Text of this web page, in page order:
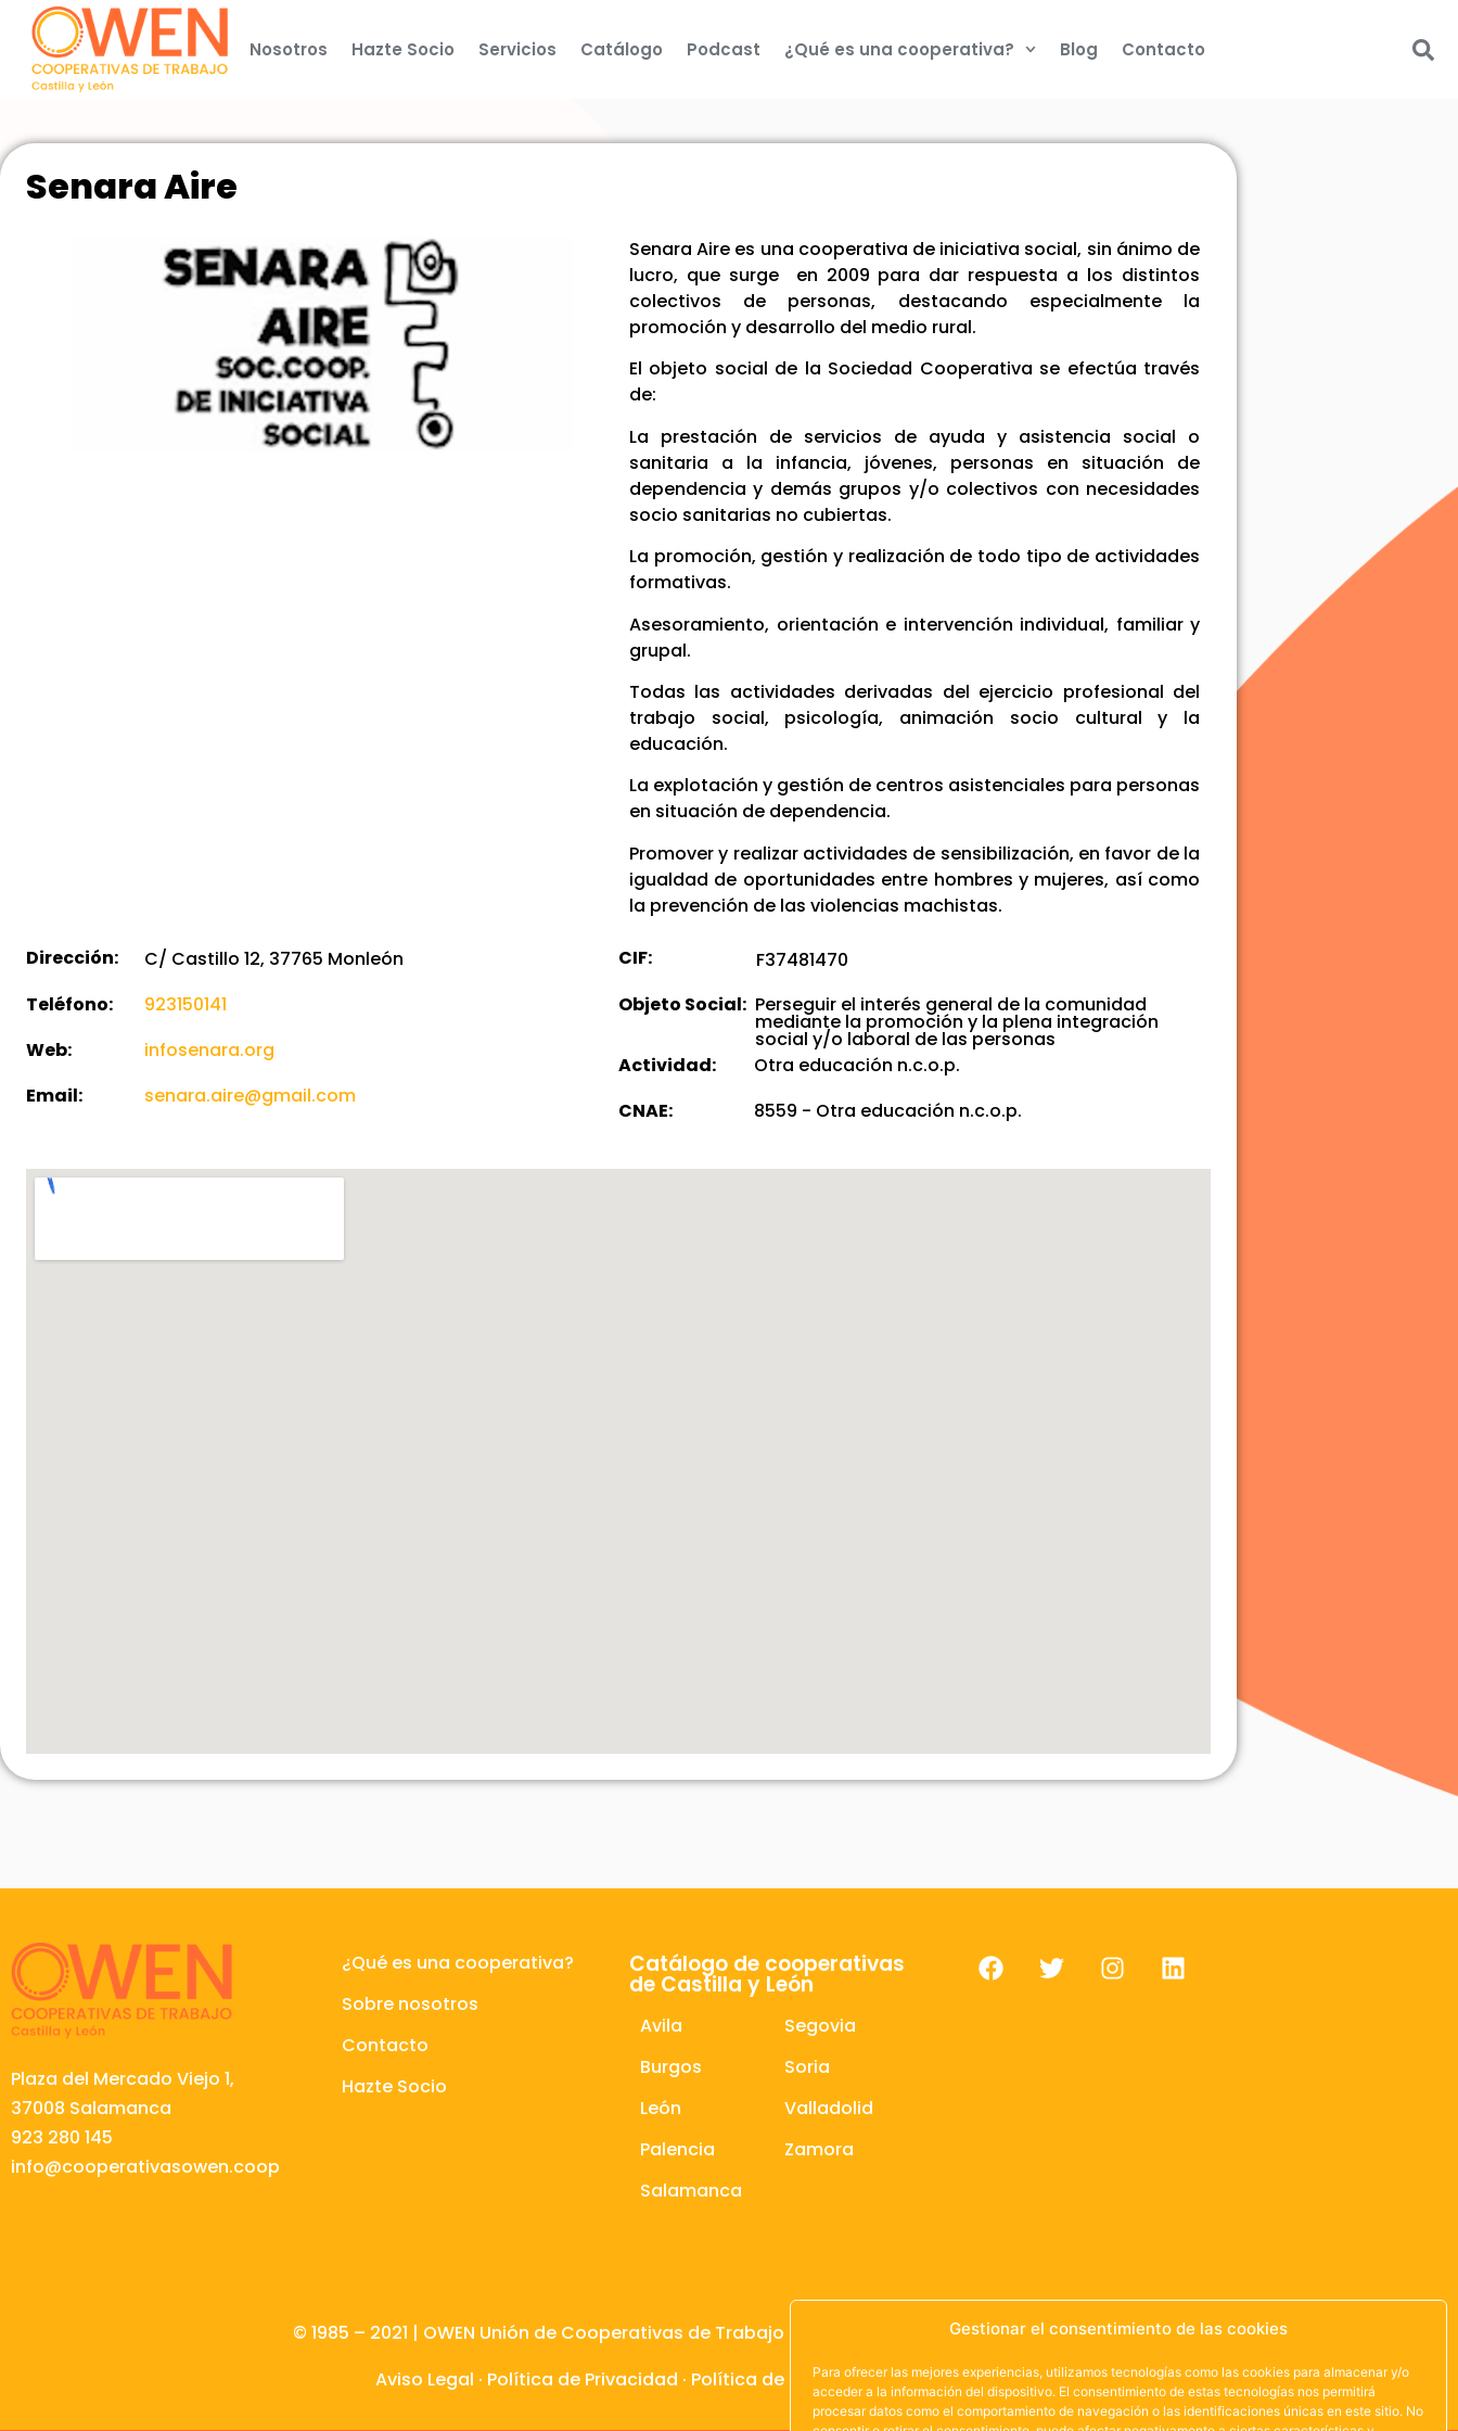
Gestionar el consentimiento de las cookies
Para ofrecer las mejores experiencias, utilizamos tecnologías como las cookies para almacenar y/o
acceder a la información del dispositivo. El consentimiento de estas tecnologías nos permitirá
procesar datos como el comportamiento de navegación o las identificaciones únicas en este sitio. No
Nosotros Hazte Socio Servicios Catálogo Podcast ¿Qué es una cooperativa? Blog Contacto
Senara Aire
Senara Aire es una cooperativa de iniciativa social, sin ánimo de
lucro, que surge en 2009 para dar respuesta a los distintos
colectivos de personas, destacando especialmente la
promoción y desarrollo del medio rural.
El objeto social de la Sociedad Cooperativa se efectúa través
de:
La prestación de servicios de ayuda y asistencia social o
sanitaria a la infancia, jóvenes, personas en situación de
dependencia y demás grupos y/o colectivos con necesidades
socio sanitarias no cubiertas.
La promoción, gestión y realización de todo tipo de actividades
formativas.
Asesoramiento, orientación e intervención individual, familiar y
grupal.
Todas las actividades derivadas del ejercicio profesional del
trabajo social, psicología, animación socio cultural y la
educación.
La explotación y gestión de centros asistenciales para personas
en situación de dependencia.
Promover y realizar actividades de sensibilización, en favor de la
igualdad de oportunidades entre hombres y mujeres, así como
la prevención de las violencias machistas.
Dirección:
C/ Castillo 12, 37765 Monleón
Teléfono:
923150141
Web:
infosenara.org
Email:
senara.aire@gmail.com
CIF:
F37481470
Objeto Social: Perseguir el interés general de la comunidad
mediante la promoción y la plena integración
social y/o laboral de las personas
Actividad:
Otra educación n.c.o.p.
CNAE:
8559 - Otra educación n.c.o.p.
Plaza del Mercado Viejo 1,
37008 Salamanca
923 280 145
info@cooperativasowen.coop
¿Qué es una cooperativa?
Sobre nosotros
Contacto
Hazte Socio
Catálogo de cooperativas
de Castilla y León
Avila
Burgos
León
Palencia
Salamanca
Segovia
Soria
Valladolid
Zamora
© 1985 – 2021 | OWEN Unión de Cooperativas de Trabajo de Castilla y León
Aviso Legal · Política de Privacidad · Política de Cookies